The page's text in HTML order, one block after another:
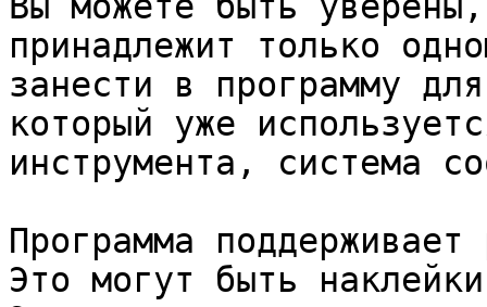
принадлежит только
занести в программу
который уже
инструмента, система
Программа
Это могут быть